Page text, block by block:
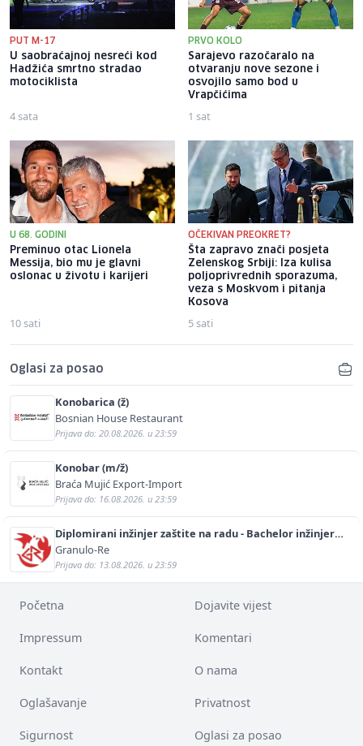
PUT M-17
U saobraćajnoj nesreći kod
Hadžića smrtno stradao
motociklista
4 sata
PRVO KOLO
Sarajevo razočaralo na
otvaranju nove sezone i
osvojilo samo bod u
Vrapčićima
1 sat
U 68. GODINI
Preminuo otac Lionela
Messija, bio mu je glavni
oslonac u životu i karijeri
10 sati
OČEKIVAN PREOKRET?
Šta zapravo znači posjeta
Zelenskog Srbiji: Iza kulisa
poljoprivrednih sporazuma,
veza s Moskvom i pitanja
Kosova
5 sati
Oglasi za posao
Konobarica (ž)
Bosnian House Restaurant
Prijava do: 20.08.2026. u 23:59
Konobar (m/ž)
Braća Mujić Export-Import
Prijava do: 16.08.2026. u 23:59
Diplomirani inžinjer zaštite na radu - Bachelor inžinjer
sigurnosti i pomoći (m/ž)
Granulo-Re
Prijava do: 13.08.2026. u 23:59
Početna Dojavite vijest
Impressum Komentari
Kontakt O nama
Oglašavanje Privatnost
Sigurnost Oglasi za posao